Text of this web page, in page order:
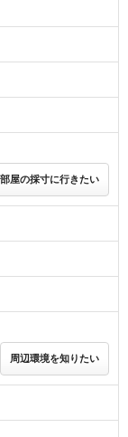
部屋の採寸に行きたい
周辺環境を知りたい